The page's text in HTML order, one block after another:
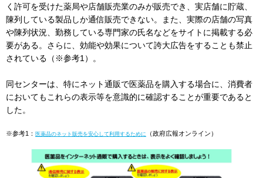
く許可を受けた薬局や店舗販売業のみが販売でき、実店舗に貯蔵、
陳列している製品しか通信販売できない。また、実際の店舗の写真
や陳列状況、勤務している専門家の氏名などをサイトに掲載する必
要がある。さらに、効能や効果について誇大広告をすることも禁止
されている（※参考1）。
同センターは、特にネット通販で医薬品を購入する場合に、消費者
においてもこれらの表示等を意識的に確認することが重要であると
した。
※参考1： 医薬品のネット販売を安心して利用するために （政府広報オンライン）